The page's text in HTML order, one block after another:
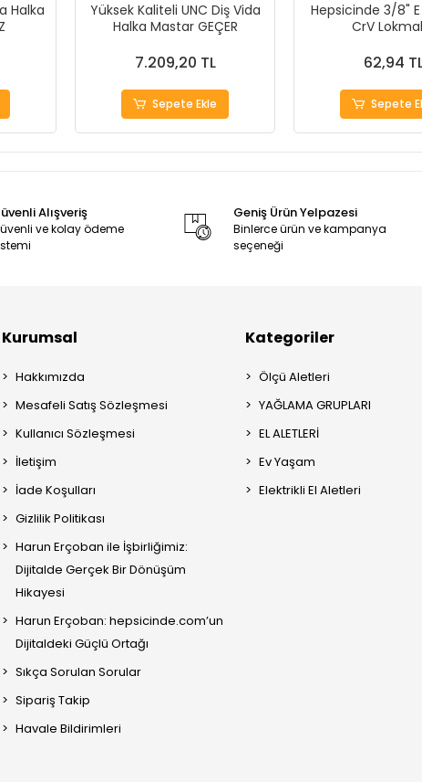
Halka
Yüksek Kaliteli UNC Diş Vida
Halka Mastar GEÇER
7.209,20 TL
Sepete Ekle
Hepsicinde 3/8"
CrV
62,94
Sepete
Alışveriş
ve kolay ödeme
Geniş Ürün Yelpazesi
Binlerce ürün ve kampanya
seçeneği
Kurumsal
Hakkımızda
Mesafeli Satış Sözleşmesi
Kullanıcı Sözleşmesi
İletişim
İade Koşulları
Gizlilik Politikası
Harun Erçoban ile İşbirliğimiz:
Dijitalde Gerçek Bir Dönüşüm
Hikayesi
Harun Erçoban: hepsicinde.com’un
Dijitaldeki Güçlü Ortağı
Sıkça Sorulan Sorular
Sipariş Takip
Havale Bildirimleri
Kategoriler
Ölçü Aletleri
YAĞLAMA GRUPLARI
EL ALETLERİ
Ev Yaşam
Elektrikli El Aletleri